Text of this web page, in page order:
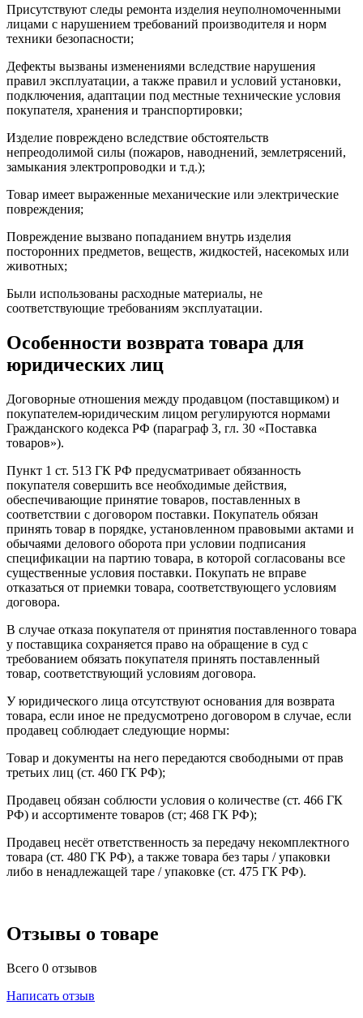
Присутствуют следы ремонта изделия неуполномоченными
лицами с нарушением требований производителя и норм
техники безопасности;
Дефекты вызваны изменениями вследствие нарушения
правил эксплуатации, а также правил и условий установки,
подключения, адаптации под местные технические условия
покупателя, хранения и транспортировки;
Изделие повреждено вследствие обстоятельств
непреодолимой силы (пожаров, наводнений, землетрясений,
замыкания электропроводки и т.д.);
Товар имеет выраженные механические или электрические
повреждения;
Повреждение вызвано попаданием внутрь изделия
посторонних предметов, веществ, жидкостей, насекомых или
животных;
Были использованы расходные материалы, не
соответствующие требованиям эксплуатации.
Особенности возврата товара для
юридических лиц
Договорные отношения между продавцом (поставщиком) и
покупателем-юридическим лицом регулируются нормами
Гражданского кодекса РФ (параграф 3, гл. 30 «Поставка
товаров»).
Пункт 1 ст. 513 ГК РФ предусматривает обязанность
покупателя совершить все необходимые действия,
обеспечивающие принятие товаров, поставленных в
соответствии с договором поставки. Покупатель обязан
принять товар в порядке, установленном правовыми актами и
обычаями делового оборота при условии подписания
спецификации на партию товара, в которой согласованы все
существенные условия поставки. Покупать не вправе
отказаться от приемки товара, соответствующего условиям
договора.
В случае отказа покупателя от принятия поставленного товара
у поставщика сохраняется право на обращение в суд с
требованием обязать покупателя принять поставленный
товар, соответствующий условиям договора.
У юридического лица отсутствуют основания для возврата
товара, если иное не предусмотрено договором в случае, если
продавец соблюдает следующие нормы:
Товар и документы на него передаются свободными от прав
третьих лиц (ст. 460 ГК РФ);
Продавец обязан соблюсти условия о количестве (ст. 466 ГК
РФ) и ассортименте товаров (ст; 468 ГК РФ);
Продавец несёт ответственность за передачу некомплектного
товара (ст. 480 ГК РФ), а также товара без тары / упаковки
либо в ненадлежащей таре / упаковке (ст. 475 ГК РФ).
Отзывы о товаре
Всего 0 отзывов
Написать отзыв